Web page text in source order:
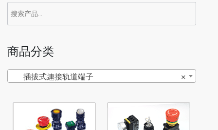
商品分类
×
插拔式連接轨道端子